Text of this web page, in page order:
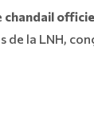
chandail
de la LNH,